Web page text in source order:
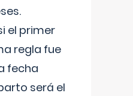
el primer
regla fue
fecha
será el